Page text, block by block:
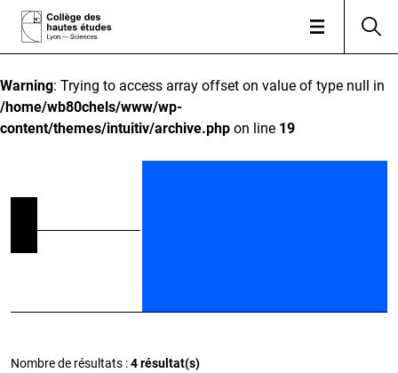
Warning: Trying to access array offset on value of type null in
/home/wb80chels/www/wp-
content/themes/intuitiv/archive.php on line 19
Nombre de résultats :4 résultat(s)